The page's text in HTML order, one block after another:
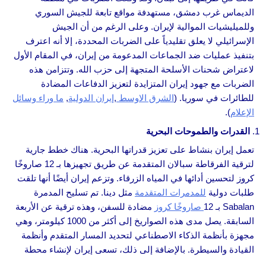
الديماس غرب دمشق، مستهدفة مواقع تابعة للجيش السوري
وللميليشيات الموالية لإيران. وعلى الرغم من أن الجيش
الإسرائيلي لا يعلق تقليدياً على الضربات المحددة، إلا أنه اعترف
بتنفيذ عمليات ضد الجماعات المدعومة من إيران، في المقام الأول
لاعتراض شحنات الأسلحة المتجهة إلى حزب الله. وتتزامن هذه
الضربات مع جهود إيران المتزايدة لتعزيز الدفاعات المضادة
للطائرات في سوريا. (الشرق الاوسط ,إيران الدولية, ما وراء وسائل
الإعلام).
القدرات والطموحات البحرية
تعمل إيران بنشاط على تعزيز قدراتها البحرية. هناك خطط جارية
لترقية الفرقاطة سبالان المتقدمة عن طريق تجهيزها بـ 12 صاروخًا
كروز لتحسين أدائها في المياه الزرقاء. وتزعم إيران أيضًا أنها تلقت
طلبات دولية للمدمرات المتقدمة مثل دينا. تم تسليح المدمرة
Sabalan بـ 12
صاروخًا كروز مضادة للسفن، وهذه ترقية عن الأربعة
السابقة. يصل مدى هذه الصواريخ إلى أكثر من 1000 كيلومتر، وهي
مجهزة بأنظمة الذكاء الاصطناعي لتحديد المسار المتقدم وأنظمة
القيادة والسيطرة. بالإضافة إلى ذلك، تسعى إيران لإنشاء محطة